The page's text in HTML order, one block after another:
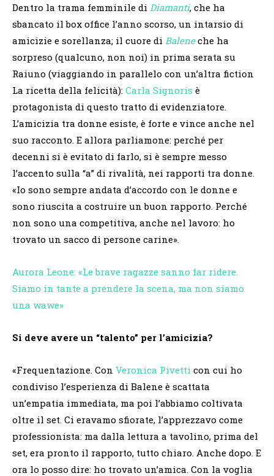
Dentro la trama femminile di Diamanti, che ha
sbancato il box office l’anno scorso, un intarsio di
amicizie e sorellanza; il cuore di Balene che ha
sorpreso (qualcuno, non noi) in prima serata su
Raiuno (viaggiando in parallelo con un’altra fiction
La ricetta della felicità): Carla Signoris è
protagonista di questo tratto di evidenziatore.
L’amicizia tra donne esiste, è forte e vince anche nel
suo racconto. E allora parliamone: perché per
decenni si è evitato di farlo, si è sempre messo
l’accento sulla “a” di rivalità, nei rapporti tra donne.
«Io sono sempre andata d’accordo con le donne e
sono riuscita a costruire un buon rapporto. Perché
non sono una competitiva, anche nel lavoro: ho
trovato un sacco di persone carine».
Aurora Leone: «Le brave ragazze sanno far ridere.
Siamo in tante a prendere la scena, ma non siamo
una wawe»
Si deve avere un “talento” per l’amicizia?
«Frequentazione. Con Veronica Pivetti con cui ho
condiviso l’esperienza di Balene è scattata
un’empatia immediata, ma poi l’abbiamo coltivata
oltre il set. Ci eravamo sfiorate, l’apprezzavo come
professionista: ma dalla lettura a tavolino, prima del
set, era pronto il rapporto, tutto chiaro. Anche dopo. E
ora lo posso dire: ho trovato un’amica. Con la voglia